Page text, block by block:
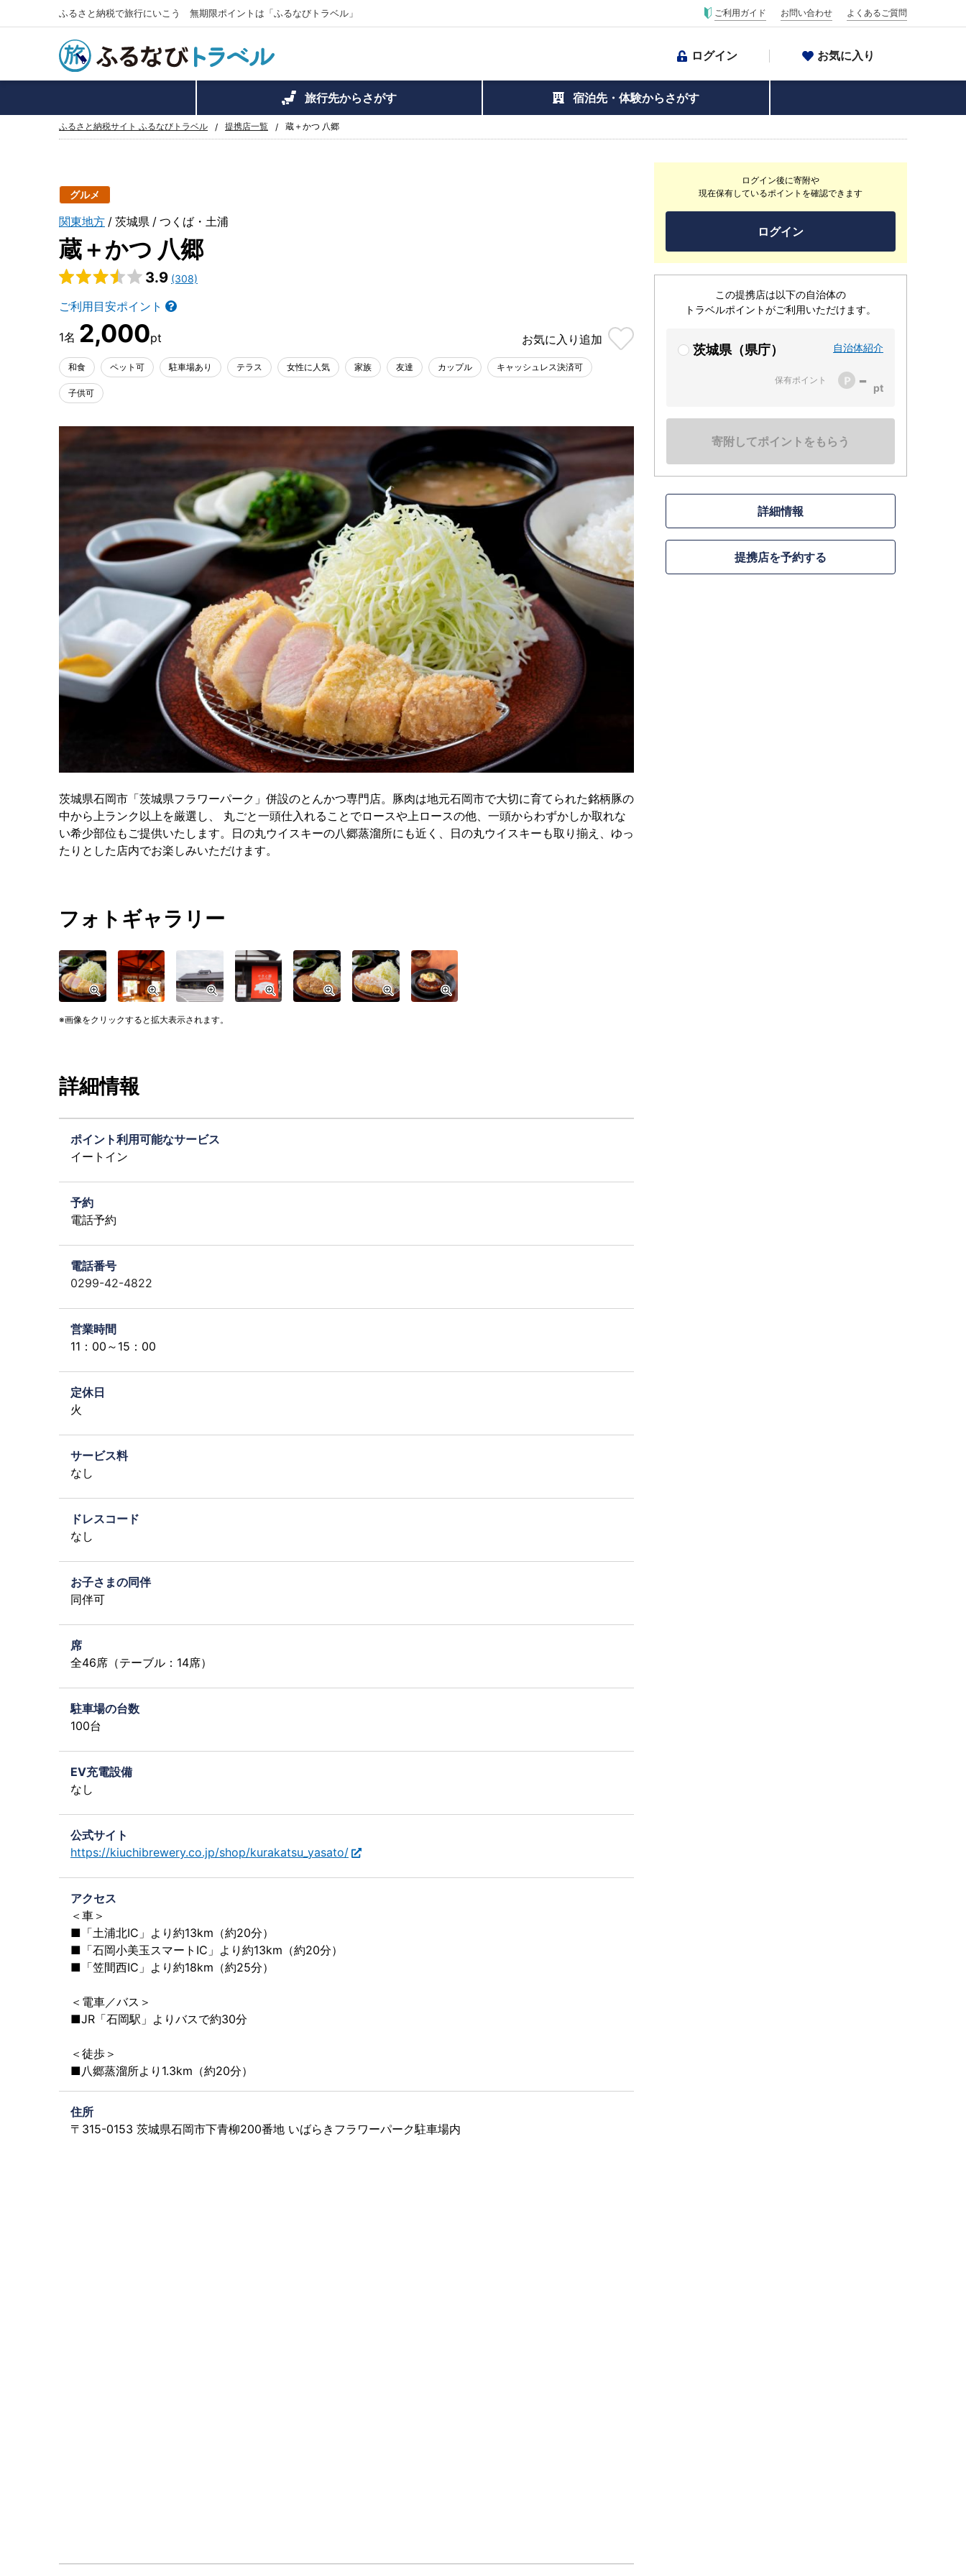
ふるさと納税で旅行にいこう 無期限ポイントは「ふるなびトラベル」 ご利用ガイド お問い合わせ よくあるご質問
ログイン お気に入り
旅行先からさがす 宿泊先・体験からさがす
ふるさと納税サイト ふるなびトラベル 提携店一覧 蔵＋かつ 八郷
グルメ
関東地方 茨城県 つくば・土浦
蔵＋かつ 八郷
3.9 (308)
ご利用目安ポイント
2,000 お気に入り 追加
和食 ペット可 駐車場あり テラス 女性に人気 家族 友達 カップル キャッシュレス決済可
子供可
ログイン後に寄附や
現在保有しているポイントを確認できます
ログイン
この提携店は以下の自治体の
トラベルポイントがご利用いただけます。
茨城県（県庁） 自治体紹介
保有ポイント -
寄附してポイントをもらう
詳細情報
提携店を予約する
茨城県石岡市「茨城県フラワーパーク」併設のとんかつ専門店。豚肉は地元石岡市で大切に育てられた銘柄豚の
中から上ランク以上を厳選し、 丸ごと一頭仕入れることでロースや上ロースの他、一頭からわずかしか取れな
い希少部位もご提供いたします。日の丸ウイスキーの八郷蒸溜所にも近く、日の丸ウイスキーも取り揃え、ゆっ
たりとした店内でお楽しみいただけます。
フォトギャラリー
画像をクリックすると拡大表示されます。
詳細情報
ポイント利用可能なサービス
イートイン
予約
電話予約
電話番号
0299-42-4822
営業時間
11：00～15：00
定休日
火
サービス料
なし
ドレスコード
なし
お子さまの同伴
同伴可
席
全46席（テーブル：14席）
駐車場の台数
100台
EV充電設備
なし
公式サイト
https://kiuchibrewery.co.jp/shop/kurakatsu_yasato/
アクセス
＜車＞
■「土浦北IC」より約13km（約20分）
■「石岡小美玉スマートIC」より約13km（約20分）
■「笠間西IC」より約18km（約25分）
＜電車／バス＞
■JR「石岡駅」よりバスで約30分
＜徒歩＞
■八郷蒸溜所より1.3km（約20分）
住所
〒315-0153 茨城県石岡市下青柳200番地 いばらきフラワーパーク駐車場内